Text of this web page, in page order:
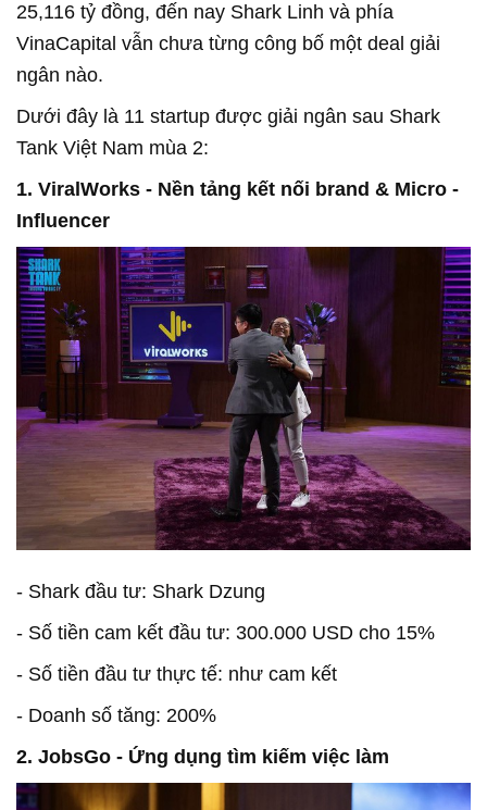
25,116 tỷ đồng, đến nay Shark Linh và phía
VinaCapital vẫn chưa từng công bố một deal giải
ngân nào.
Dưới đây là 11 startup được giải ngân sau Shark
Tank Việt Nam mùa 2:
1. ViralWorks - Nền tảng kết nối brand & Micro -
Influencer
- Shark đầu tư: Shark Dzung
- Số tiền cam kết đầu tư: 300.000 USD cho 15%
- Số tiền đầu tư thực tế: như cam kết
- Doanh số tăng: 200%
2. JobsGo - Ứng dụng tìm kiếm việc làm